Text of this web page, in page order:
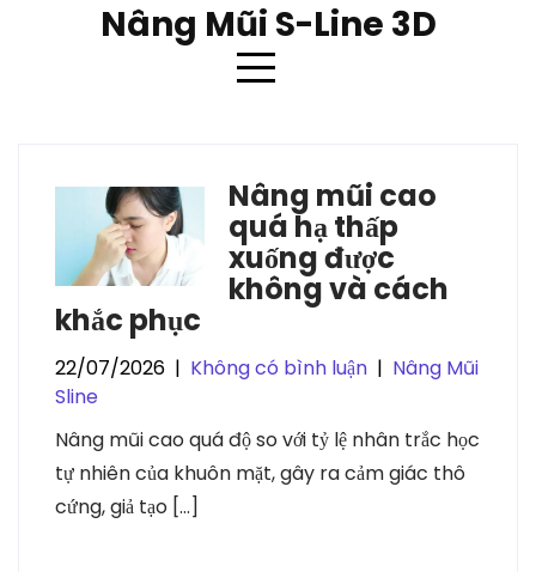
Nâng Mũi S-Line 3D
Danh mục:Nâng Mũi Sline
Nâng mũi cao
quá hạ thấp
xuống được
không và cách
khắc phục
22/07/2026 | Không có bình luận | Nâng Mũi
Sline
Nâng mũi cao quá độ so với tỷ lệ nhân trắc học
tự nhiên của khuôn mặt, gây ra cảm giác thô
cứng, giả tạo […]